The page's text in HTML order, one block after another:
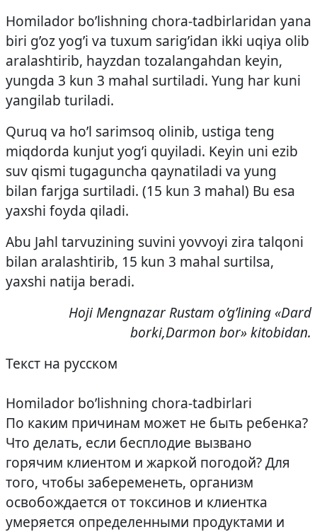
Homilador bo’lishning chora-tadbirlaridan yana
biri g’oz yog’i va tuxum sarig’idan ikki uqiya olib
aralashtirib, hayzdan tozalangahdan keyin,
yungda 3 kun 3 mahal surtiladi. Yung har kuni
yangilab turiladi.
Quruq va ho’l sarimsoq olinib, ustiga teng
miqdorda kunjut yog’i quyiladi. Keyin uni ezib
suv qismi tugaguncha qaynatiladi va yung
bilan farjga surtiladi. (15 kun 3 mahal) Bu esa
yaxshi foyda qiladi.
Abu Jahl tarvuzining suvini yovvoyi zira talqoni
bilan aralashtirib, 15 kun 3 mahal surtilsa,
yaxshi natija beradi.
Hoji Mengnazar Rustam o’g’lining «Dard
borki,Darmon bor» kitobidan.
Текст на русском
Homilador bo’lishning chora-tadbirlari
По каким причинам может не быть ребенка?
Что делать, если бесплодие вызвано
горячим клиентом и жаркой погодой? Для
того, чтобы забеременеть, организм
освобождается от токсинов и клиентка
умеряется определенными продуктами и